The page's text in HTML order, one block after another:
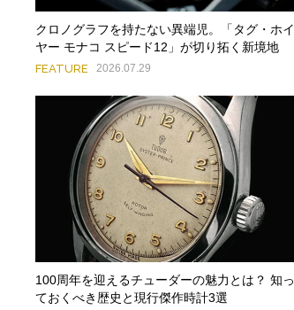
クロノグラフを持たない異端児。「タグ・ホイ
ヤー モナコ スピード12」が切り拓く新境地
FEATURE 2026.07.29
100周年を迎えるチューダーの魅力とは？ 知っ
ておくべき歴史と現行傑作時計3選